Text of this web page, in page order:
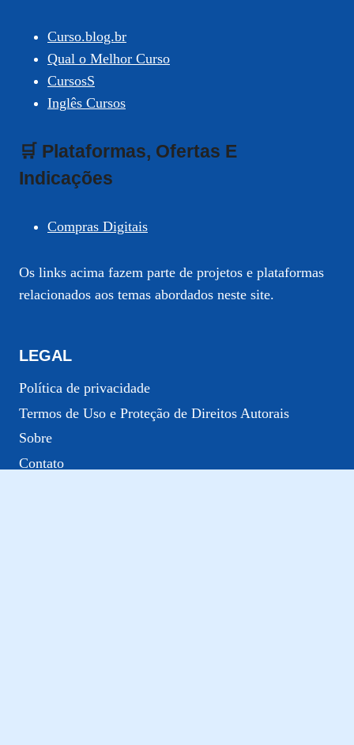
Curso.blog.br
Qual o Melhor Curso
CursosS
Inglês Cursos
🛒 Plataformas, Ofertas E
Indicações
Compras Digitais
Os links acima fazem parte de projetos e plataformas
relacionados aos temas abordados neste site.
LEGAL
Política de privacidade
Termos de Uso e Proteção de Direitos Autorais
Sobre
Contato